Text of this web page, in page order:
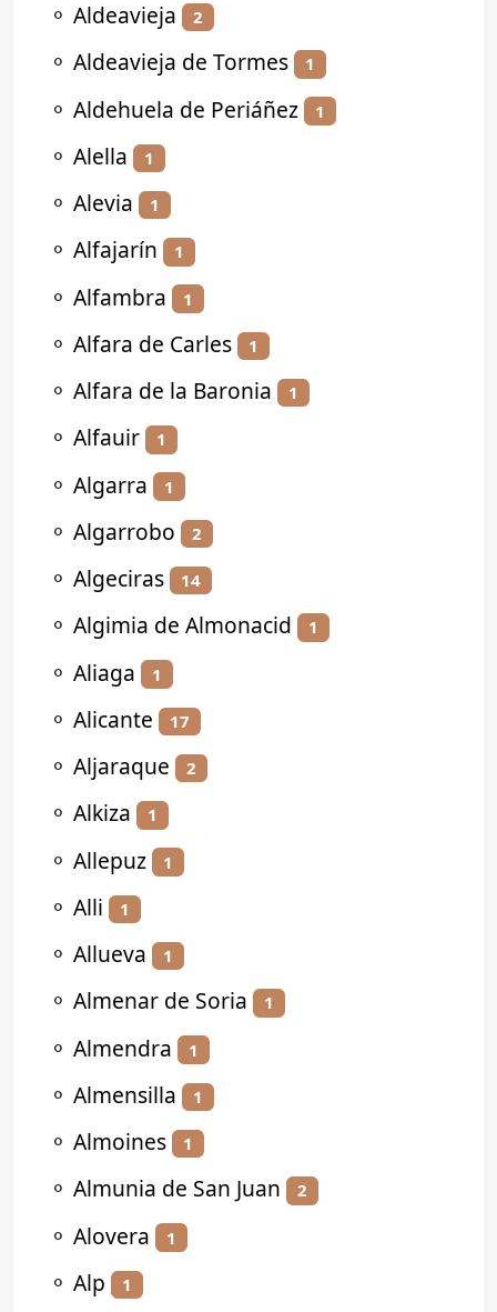
⚬ Aldeavieja 2
⚬ Aldeavieja de Tormes 1
⚬ Aldehuela de Periáñez 1
⚬ Alella 1
⚬ Alevia 1
⚬ Alfajarín 1
⚬ Alfambra 1
⚬ Alfara de Carles 1
⚬ Alfara de la Baronia 1
⚬ Alfauir 1
⚬ Algarra 1
⚬ Algarrobo 2
⚬ Algeciras 14
⚬ Algimia de Almonacid 1
⚬ Aliaga 1
⚬ Alicante 17
⚬ Aljaraque 2
⚬ Alkiza 1
⚬ Allepuz 1
⚬ Alli 1
⚬ Allueva 1
⚬ Almenar de Soria 1
⚬ Almendra 1
⚬ Almensilla 1
⚬ Almoines 1
⚬ Almunia de San Juan 2
⚬ Alovera 1
⚬ Alp 1